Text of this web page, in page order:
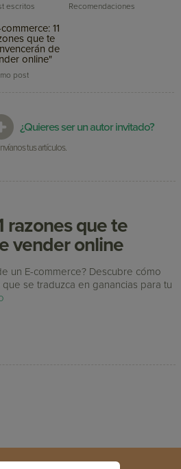
escritos Recomendaciones
11
que te
de
online"
post
¿Quieres ser un autor invitado?
tus artículos.
razones que te
vender online
un E-commerce? Descubre cómo
se traduzca en ganancias para tu